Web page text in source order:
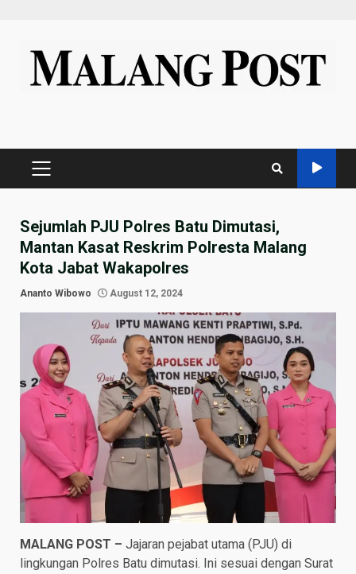
content
PRIMARY
Sejumlah PJU Polres Batu Dimutasi,
Mantan Kasat Reskrim Polresta Malang
Kota Jabat Wakapolres
Ananto Wibowo August 12, 2024
MALANG POST – Jajaran pejabat utama (PJU) di
lingkungan Polres Batu dimutasi. Ini sesuai dengan Surat